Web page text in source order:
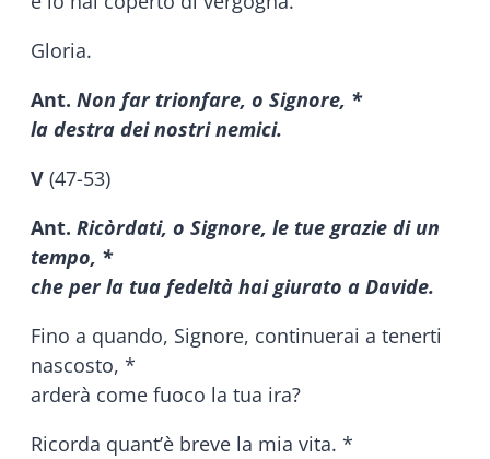
Gloria.
Ant. Non far trionfare, o Signore, *
la destra dei nostri nemici.
V (47-53)
Ant. Ricòrdati, o Signore, le tue grazie di un
tempo, *
che per la tua fedeltà hai giurato a Davide.
Fino a quando, Signore, continuerai a tenerti
nascosto, *
arderà come fuoco la tua ira?
Ricorda quant’è breve la mia vita. *